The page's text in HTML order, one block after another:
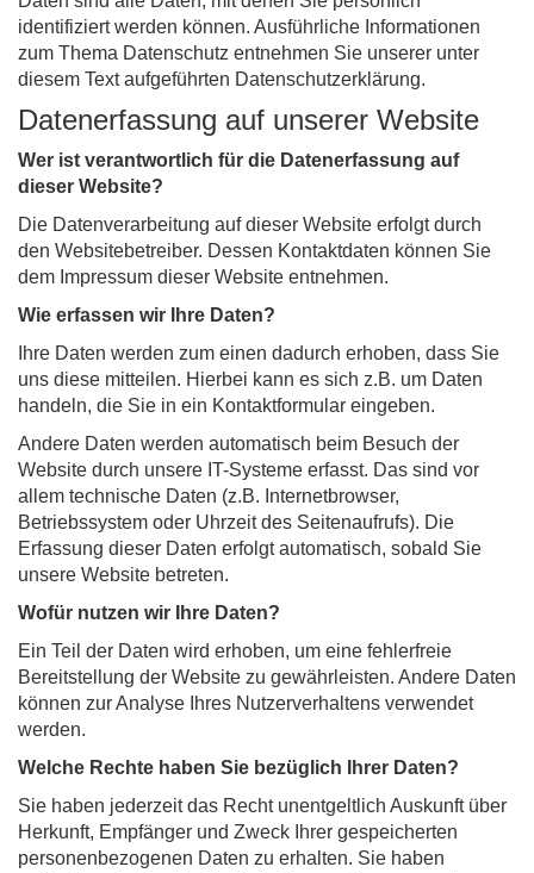
identifiziert werden können. Ausführliche Informationen
zum Thema Datenschutz entnehmen Sie unserer unter
diesem Text aufgeführten Datenschutzerklärung.
Datenerfassung auf unserer Website
Wer ist verantwortlich für die Datenerfassung auf
dieser Website?
Die Datenverarbeitung auf dieser Website erfolgt durch
den Websitebetreiber. Dessen Kontaktdaten können Sie
dem Impressum dieser Website entnehmen.
Wie erfassen wir Ihre Daten?
Ihre Daten werden zum einen dadurch erhoben, dass Sie
uns diese mitteilen. Hierbei kann es sich z.B. um Daten
handeln, die Sie in ein Kontaktformular eingeben.
Andere Daten werden automatisch beim Besuch der
Website durch unsere IT-Systeme erfasst. Das sind vor
allem technische Daten (z.B. Internetbrowser,
Betriebssystem oder Uhrzeit des Seitenaufrufs). Die
Erfassung dieser Daten erfolgt automatisch, sobald Sie
unsere Website betreten.
Wofür nutzen wir Ihre Daten?
Ein Teil der Daten wird erhoben, um eine fehlerfreie
Bereitstellung der Website zu gewährleisten. Andere Daten
können zur Analyse Ihres Nutzerverhaltens verwendet
werden.
Welche Rechte haben Sie bezüglich Ihrer Daten?
Sie haben jederzeit das Recht unentgeltlich Auskunft über
Herkunft, Empfänger und Zweck Ihrer gespeicherten
personenbezogenen Daten zu erhalten. Sie haben